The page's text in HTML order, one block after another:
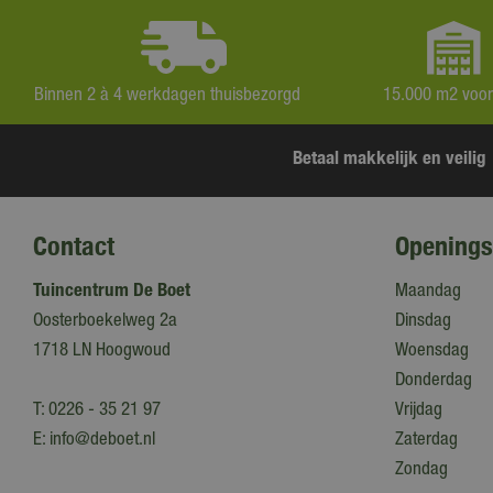
Binnen 2 à 4 werkdagen thuisbezorgd 15.000 m2
Betaal makkelijk en veilig
Contact
Tuincentrum De Boet
Oosterboekelweg 2a
1718 LN Hoogwoud
T: 0226 - 35 21 97
E: info@deboet.nl
Maandag
Dinsdag
Woensdag
Donderdag
Vrijdag
Zaterdag
Zondag